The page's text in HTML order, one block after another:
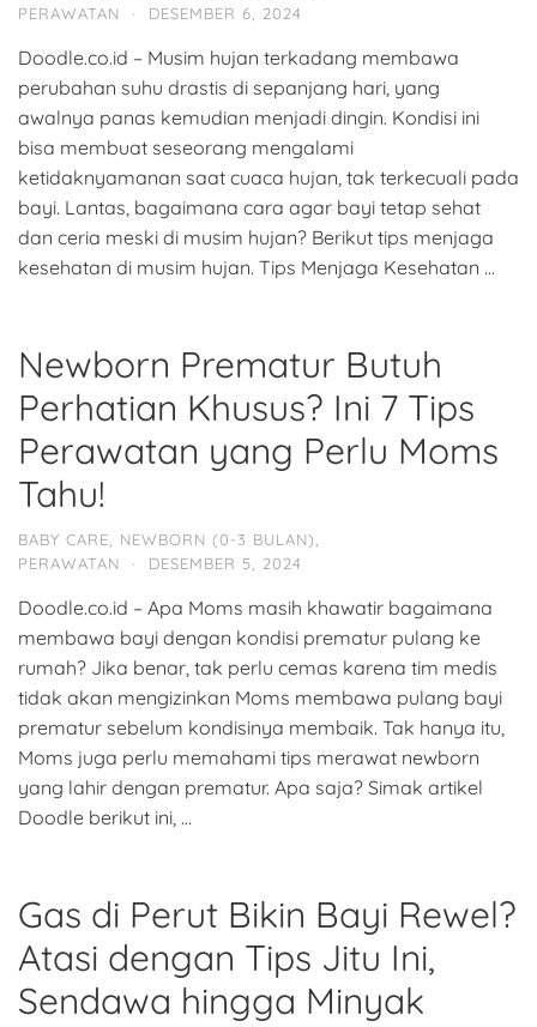
PERAWATAN
· DESEMBER 6, 2024
Doodle.co.id – Musim hujan terkadang membawa
perubahan suhu drastis di sepanjang hari, yang
awalnya panas kemudian menjadi dingin. Kondisi ini
bisa membuat seseorang mengalami
ketidaknyamanan saat cuaca hujan, tak terkecuali pada
bayi. Lantas, bagaimana cara agar bayi tetap sehat
dan ceria meski di musim hujan? Berikut tips menjaga
kesehatan di musim hujan. Tips Menjaga Kesehatan …
Newborn Prematur Butuh
Perhatian Khusus? Ini 7 Tips
Perawatan yang Perlu Moms
Tahu!
BABY CARE NEWBORN (0-3 BULAN)
PERAWATAN
· DESEMBER 5, 2024
Doodle.co.id – Apa Moms masih khawatir bagaimana
membawa bayi dengan kondisi prematur pulang ke
rumah? Jika benar, tak perlu cemas karena tim medis
tidak akan mengizinkan Moms membawa pulang bayi
prematur sebelum kondisinya membaik. Tak hanya itu,
Moms juga perlu memahami tips merawat newborn
yang lahir dengan prematur. Apa saja? Simak artikel
Doodle berikut ini, …
Gas di Perut Bikin Bayi Rewel?
Atasi dengan Tips Jitu Ini,
Sendawa hingga Minyak